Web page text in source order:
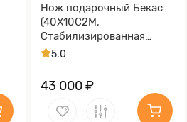
Нож подарочный Бекас
(40Х10С2М,
Стабилизированная
карельская береза,
гарды и тыльника)
5.0
43 000 ₽